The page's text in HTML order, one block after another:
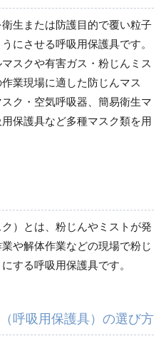
クリーンルーム対策用品
救急医療品
ウイルス対策用品
マスク保管庫
肺力吸引式送気マスク
生または防護目的で覆い粒子
にさせる呼吸用保護具です。
スクや有害ガス・粉じんミス
業現場に適した防じんマス
ク・空気呼吸器、簡易衛生マ
保護具など多種マスク類を用
）とは、粉じんやミストが発
や解体作業などの現場で粉じ
する呼吸用保護具です。
呼吸用保護具）の選び方